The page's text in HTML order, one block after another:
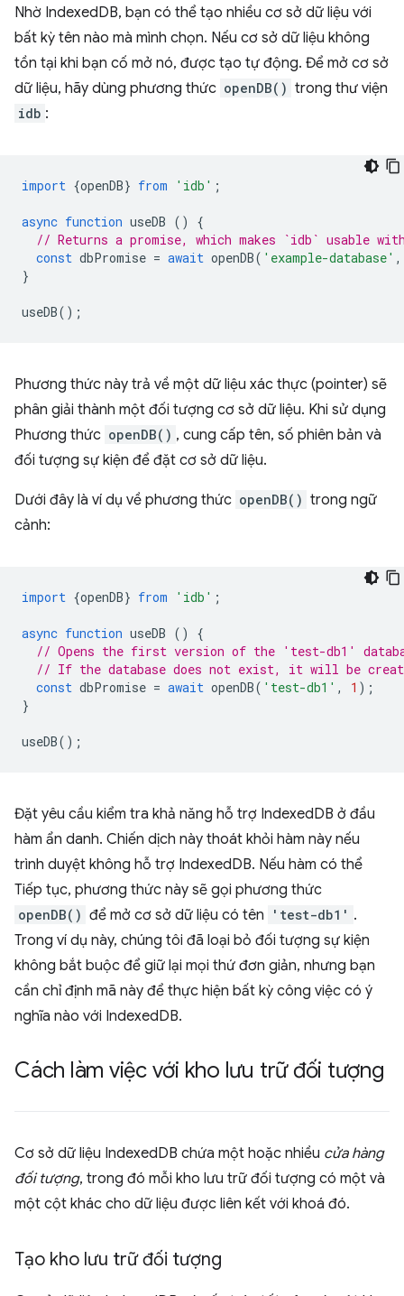
Nhờ IndexedDB, bạn có thể tạo nhiều cơ sở dữ liệu với
bất kỳ tên nào mà mình chọn. Nếu cơ sở dữ liệu không
tồn tại khi bạn cố mở nó, được tạo tự động. Để mở cơ sở
dữ liệu, hãy dùng phương thức openDB() trong thư viện
idb :
import {openDB} from 'idb' ;
async function useDB ()
{
// Returns a promise, which makes `idb` usable
const dbPromise = await openDB( 'example-database' ,
}
useDB();
Phương thức này trả về một dữ liệu xác thực (pointer) sẽ
phân giải thành một đối tượng cơ sở dữ liệu. Khi sử dụng
Phương thức openDB() , cung cấp tên, số phiên bản và
đối tượng sự kiện để đặt cơ sở dữ liệu.
Dưới đây là ví dụ về phương thức openDB() trong ngữ
cảnh:
import {openDB} from 'idb' ;
async function useDB ()
{
// Opens the first version of the 'test-db1'
// If the database does not exist, it will be
const dbPromise = await openDB( 'test-db1' , 1 );
}
useDB();
Đặt yêu cầu kiểm tra khả năng hỗ trợ IndexedDB ở đầu
hàm ẩn danh. Chiến dịch này thoát khỏi hàm này nếu
trình duyệt không hỗ trợ IndexedDB. Nếu hàm có thể
Tiếp tục, phương thức này sẽ gọi phương thức
openDB() để mở cơ sở dữ liệu có tên 'test-db1' .
Trong ví dụ này, chúng tôi đã loại bỏ đối tượng sự kiện
không bắt buộc để giữ lại mọi thứ đơn giản, nhưng bạn
cần chỉ định mã này để thực hiện bất kỳ công việc có ý
nghĩa nào với IndexedDB.
Cách làm việc với kho lưu trữ đối tượng
Cơ sở dữ liệu IndexedDB chứa một hoặc nhiều cửa hàng
đối tượng, trong đó mỗi kho lưu trữ đối tượng có một và
một cột khác cho dữ liệu được liên kết với khoá đó.
Tạo kho lưu trữ đối tượng